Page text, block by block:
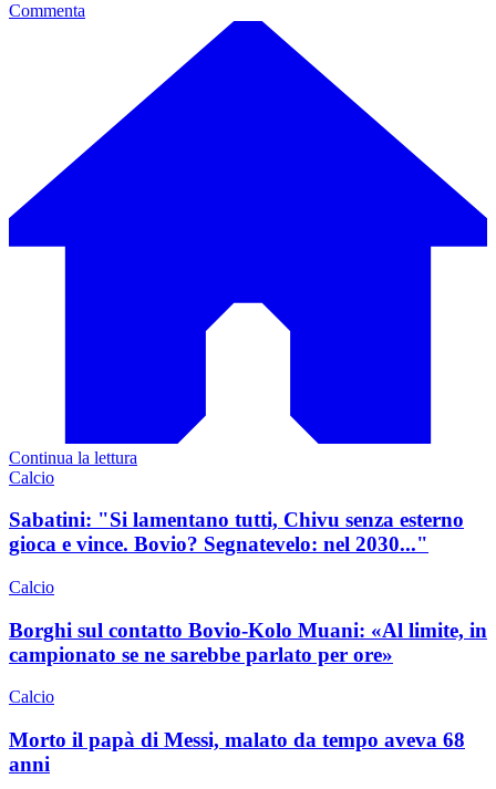
Commenta
Continua la lettura
Calcio
Sabatini: "Si lamentano tutti, Chivu senza esterno
gioca e vince. Bovio? Segnatevelo: nel 2030..."
Calcio
Borghi sul contatto Bovio-Kolo Muani: «Al limite, in
campionato se ne sarebbe parlato per ore»
Calcio
Morto il papà di Messi, malato da tempo aveva 68
anni